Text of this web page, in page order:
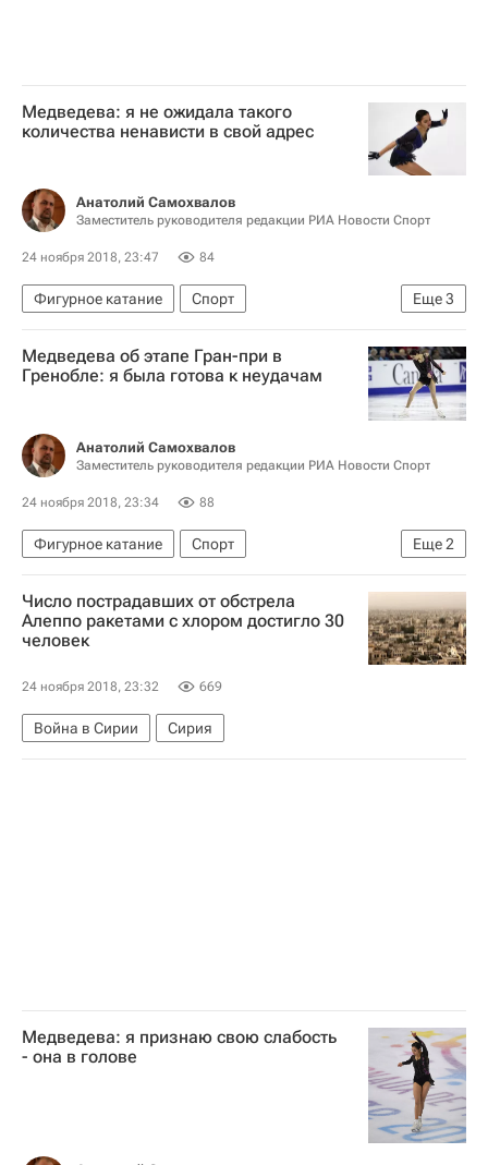
Медведева: я не ожидала такого
количества ненависти в свой адрес
Анатолий Самохвалов
Заместитель руководителя редакции РИА Новости Спорт
24 ноября 2018, 23:47 84
Еще3
Фигурное катание
Спорт
Этери Тутберидзе
Брайан Орсер
Гран-при по фигурному катанию
Медведева об этапе Гран-при в
Гренобле: я была готова к неудачам
Анатолий Самохвалов
Заместитель руководителя редакции РИА Новости Спорт
24 ноября 2018, 23:34 88
Еще2
Фигурное катание
Спорт
Гран-при по фигурному катанию
Евгения Медведева
Число пострадавших от обстрела
Алеппо ракетами с хлором достигло 30
человек
24 ноября 2018, 23:32 669
Война в Сирии Сирия
Медведева: я признаю свою слабость
- она в голове